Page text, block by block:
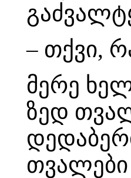
– თქვი,
მერე
ზედ
თვალები